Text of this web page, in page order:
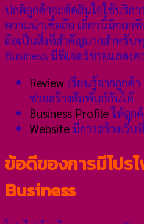
ปกติลูกค้าจะตัดสินใจใช้บริก
ความน่าเชื่อถือ เดี๋ยวนี้มิจฉา
ถือเป็นสิ่งที่สำคัญมากสำหรับ
Business มีฟีเจอร์ช่วยแสดง
Review เรียนรู้จากลูกค้
ช่วยสร้างสัมพันธ์กันได้
Business Profileให้ลูก
Website มีการสร้างเว็
ข้อดีของการมีโปร
Business